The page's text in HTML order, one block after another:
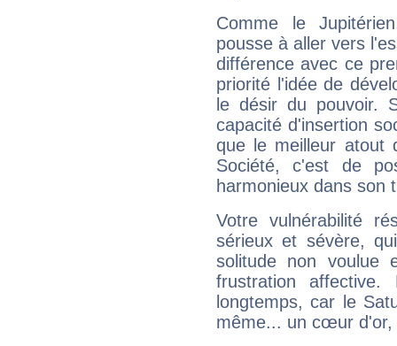
Comme le
pousse à aller vers
différence avec ce
priorité l'idée de
le désir du pouvoir.
capacité d'insertion
que le meilleur atout
Société, c'est de
harmonieux dans son
Votre vulnérabilité
sérieux et sévère,
solitude non voulue
frustration
longtemps, car le
même... un cœur d'or,